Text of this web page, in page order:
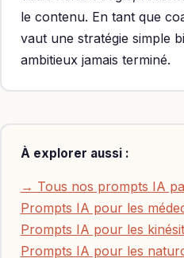
le contenu. En tant que
vaut une stratégie simple
ambitieux jamais terminé.
À explorer aussi :
→ Tous nos prompts IA
Prompts IA pour les
Prompts IA pour les
Prompts IA pour les